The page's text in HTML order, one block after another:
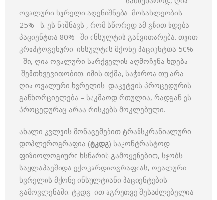
ოვალური ხვრელი აღენიშნება მოსახლეობის
25% –ს. ეს ნიშნავს , რომ სწორედ ამ გზით ხდება
პაციენტთა 80% –ში ინსულტის განვითარება. თვით
კრიპტოგენური ინსულტის მქონე პაციენტთა 50%
–ში, ღია ოვალური სარქველის აღმოჩენა ხდება
შემთხვევითობით. იმის თქმა, საჭიროა თუ არა
ღია ოვალური ხვრელის დაკეტვის პროცედურის
განხორციელება – საკმაოდ რთულია, რადგან ეს
პროცედურაც არაა რისკებს მოკლებული.
ახალი კვლვის მონაცემებით ტრანსკრანიალური
დოპლეროგრაფია (ტკდგ) საკონტრასტოდ
ფიზიოლოგიური ხსნარის გამოყენებით, სჯობს
საყლაპავშიდა ექოკარდიოგრაფიას, ოვალური
ხვრელის მქონე ინსულტიანი პაციენტების
გამოვლენაში. ტკდგ–ით აგრეთვე შესაძლებელია